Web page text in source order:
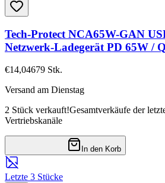
Tech-Protect NCA65W-GAN
Netzwerk-Ladegerät PD 65W /
€14,04679 Stk.
Versand am Dienstag
2 Stück verkauft!Gesamtverkäufe der
Vertriebskanäle
In den Korb
Letzte 3 Stücke